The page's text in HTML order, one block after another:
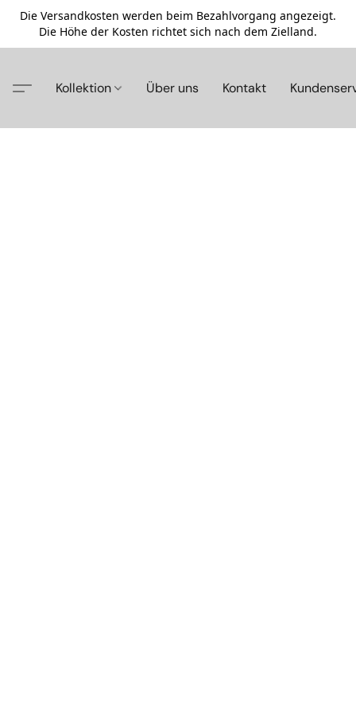
Die Versandkosten werden beim Bezahlvorgang angezeigt.
Die Höhe der Kosten richtet sich nach dem Zielland.
Kollektion Über uns Kontakt